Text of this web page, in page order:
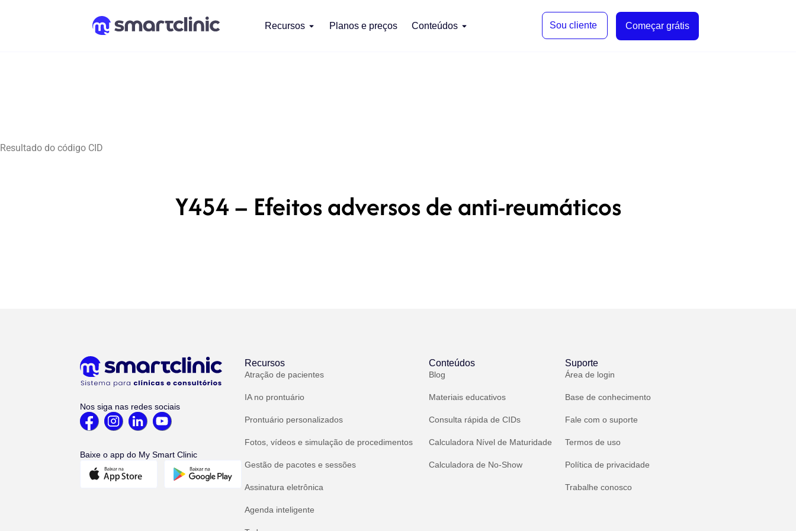
Recursos Planos e preços Conteúdos Sou cliente Começar grátis
Resultado do código CID
Y454 – Efeitos adversos de anti-reumáticos
Nos siga nas redes sociais
Baixe o app do My Smart Clinic
Recursos
Atração de pacientes
IA no prontuário
Prontuário personalizados
Fotos, vídeos e simulação de procedimentos
Gestão de pacotes e sessões
Assinatura eletrônica
Agenda inteligente
Conteúdos
Blog
Materiais educativos
Consulta rápida de CIDs
Calculadora Nível de Maturidade
Calculadora de No-Show
Suporte
Área de login
Base de conhecimento
Fale com o suporte
Termos de uso
Política de privacidade
Trabalhe conosco